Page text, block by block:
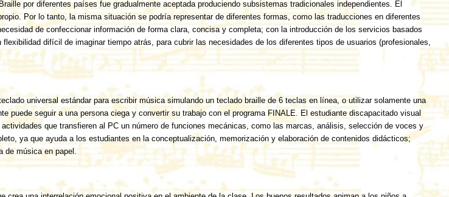
por diferentes países fue gradualmente aceptada produciendo subsistemas tradicionales independientes. El
Por lo tanto, la misma situación se podría representar de diferentes formas, como las traducciones en diferentes
de confeccionar información de forma clara, concisa y completa; con la introducción de los servicios basados
difícil de imaginar tiempo atrás, para cubrir las necesidades de los diferentes tipos de usuarios (profesionales,
universal estándar para escribir música simulando un teclado braille de 6 teclas en línea, o utilizar solamente una
puede seguir a una persona ciega y convertir su trabajo con el programa FINALE. El estudiante discapacitado visual
que transfieren al PC un número de funciones mecánicas, como las marcas, análisis, selección de voces y
ya que ayuda a los estudiantes en la conceptualización, memorización y elaboración de contenidos didácticos;
música en papel.